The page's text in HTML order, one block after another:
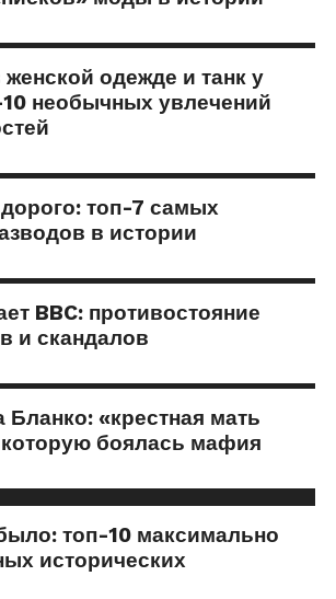
одежде и танк у
необычных увлечений
топ-7 самых
в истории
BBC: противостояние
и скандалов
Бланко: «крестная мать
которую боялась мафия
топ-10 максимально
исторических